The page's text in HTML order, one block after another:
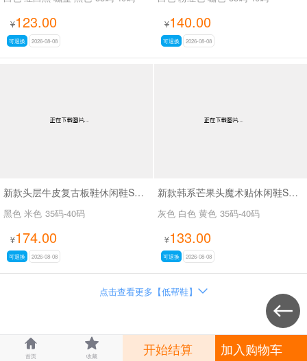
¥123.00
可退换 2026-08-08
¥140.00
可退换 2026-08-08
新款头层牛皮复古板鞋休闲鞋SA260
黑色 米色 35码-40码
¥174.00
可退换 2026-08-08
新款韩系芒果头魔术贴休闲鞋SA111
灰色 白色 黄色 35码-40码
¥133.00
可退换 2026-08-08
点击查看更多【低帮鞋】 


首页

收藏 开始结算 加入购物车